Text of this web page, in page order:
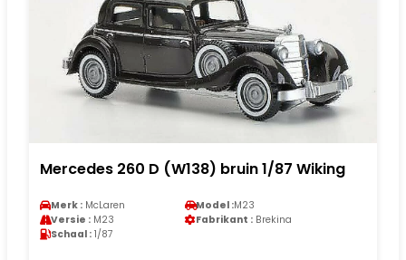
Mercedes 260 D (W138) bruin 1/87 Wiking
Merk : McLaren Model :M23
Versie : M23 Fabrikant : Brekina
Schaal : 1/87